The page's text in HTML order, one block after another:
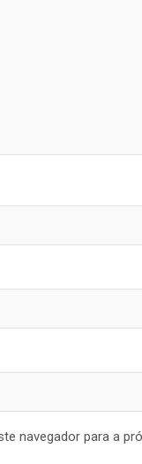
navegador para a